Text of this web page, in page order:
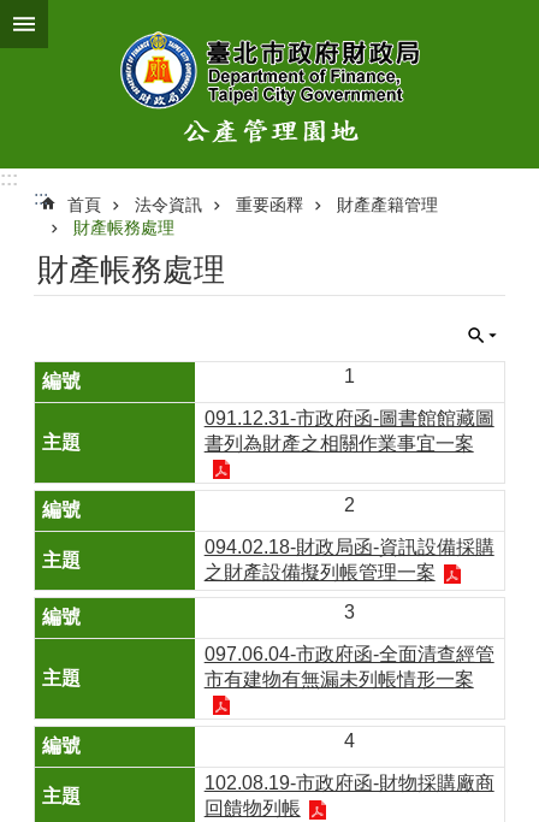
跳到主要內容區塊
:::
:::
首頁 法令資訊 重要函釋
財產產籍管理
財產帳務處理
財產帳務處理
1
091.12.31-市政府函-圖書館館藏圖
書列為財產之相關作業事宜一案
2
094.02.18-財政局函-資訊設備採購
之財產設備擬列帳管理一案
3
097.06.04-市政府函-全面清查經管
市有建物有無漏未列帳情形一案
4
102.08.19-市政府函-財物採購廠商
回饋物列帳